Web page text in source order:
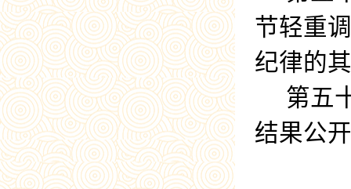
节轻重
纪律的
第五
结果公